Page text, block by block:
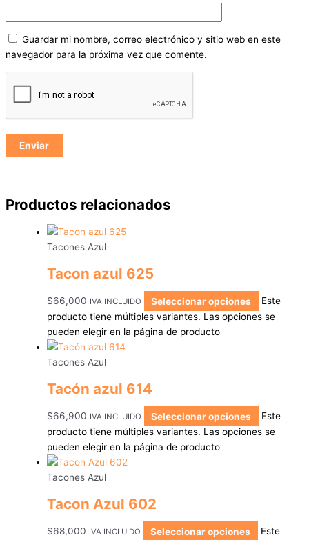
Guardar mi nombre, correo electrónico y sitio web en este
navegador para la próxima vez que comente.
Productos relacionados
Tacones Azul
Tacon azul 625
$66,000 IVA INCLUIDO Seleccionar opciones
Este
producto tiene múltiples variantes. Las opciones se
pueden elegir en la página de producto
Tacones Azul
Tacón azul 614
$66,900 IVA INCLUIDO Seleccionar opciones
Este
producto tiene múltiples variantes. Las opciones se
pueden elegir en la página de producto
Tacones Azul
Tacon Azul 602
$68,000 IVA INCLUIDO Seleccionar opciones
Este